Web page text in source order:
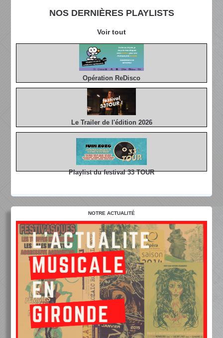
NOS DERNIÈRES PLAYLISTS
Voir tout
Opération ReDisco
Le Trailer de l'édition 2026
Playlist du festival 33 TOUR
NOTRE ACTUALITÉ